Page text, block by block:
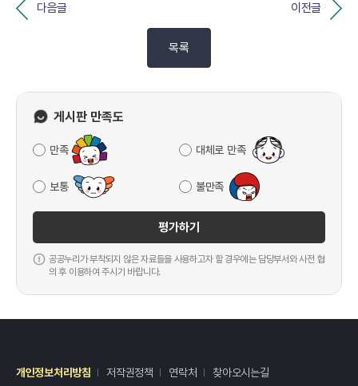
다음글 이전글
목록
게시판 만족도
만족 대체로 만족
보통 불만족
평가하기
공공누리가 부착되지 않은 자료들을 사용하고자 할 경우에는 담당부서와 사전 협
의 후 이용하여 주시기 바랍니다.
개인정보처리방침 저작권정책 연락처 찾아오시는길